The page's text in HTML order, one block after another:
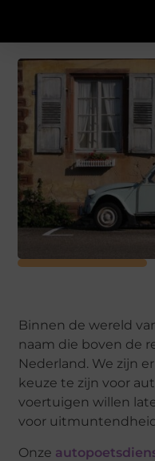
Binnen de wereld
naam die boven de
Nederland. We zijn
keuze te zijn voor
voertuigen willen
voor
Onze